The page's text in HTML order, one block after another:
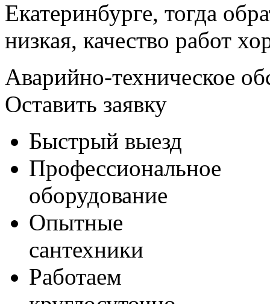
Екатеринбурге, тогда
низкая, качество работ
Аварийно-техническое
Оставить заявку
Быстрый выезд
Профессиональное
оборудование
Опытные
сантехники
Работаем